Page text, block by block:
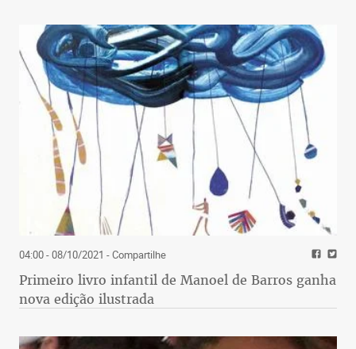
04:00 - 08/10/2021 - Compartilhe
Primeiro livro infantil de Manoel de Barros ganha
nova edição ilustrada